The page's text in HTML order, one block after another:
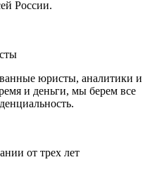
России.
юристы, аналитики и
и деньги, мы берем все
от трех лет